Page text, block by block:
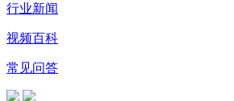
行业新闻
视频百科
常见问答